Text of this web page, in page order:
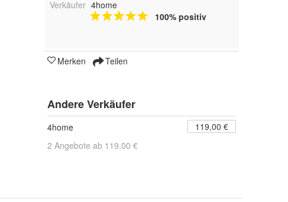
Verkäufer 4home
100% positiv
Merken Teilen
Andere Verkäufer
4home
119,00 €
2 Angebote ab 119,00 €